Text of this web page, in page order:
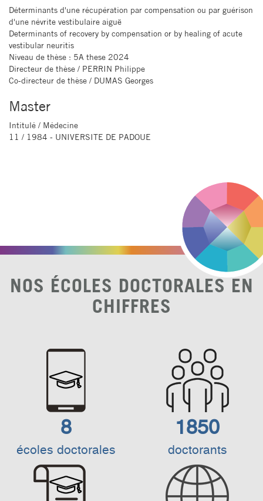
Déterminants d'une récupération par compensation ou par guérison
d'une névrite vestibulaire aiguë
Determinants of recovery by compensation or by healing of acute
vestibular neuritis
Niveau de thèse : 5A these 2024
Directeur de thèse / PERRIN Philippe
Co-directeur de thèse / DUMAS Georges
Master
Intitulé / Médecine
11 / 1984 - UNIVERSITE DE PADOUE
NOS ÉCOLES DOCTORALES EN
CHIFFRES
8
écoles doctorales
1850
doctorants